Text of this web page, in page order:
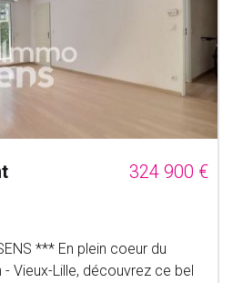
324 900 €
*** En plein coeur du
Vieux-Lille, découvrez ce bel